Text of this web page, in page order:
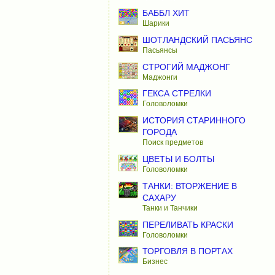
БАББЛ ХИТ
Шарики
ШОТЛАНДСКИЙ ПАСЬЯНС
Пасьянсы
СТРОГИЙ МАДЖОНГ
Маджонги
ГЕКСА СТРЕЛКИ
Головоломки
ИСТОРИЯ СТАРИННОГО
ГОРОДА
Поиск предметов
ЦВЕТЫ И БОЛТЫ
Головоломки
ТАНКИ: ВТОРЖЕНИЕ В
САХАРУ
Танки и Танчики
ПЕРЕЛИВАТЬ КРАСКИ
Головоломки
ТОРГОВЛЯ В ПОРТАХ
Бизнес